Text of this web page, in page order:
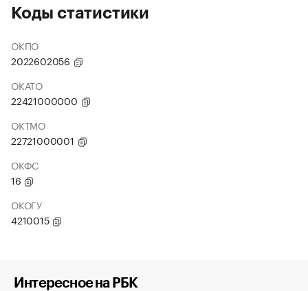
Коды статистики
ОКПО
2022602056
ОКАТО
22421000000
ОКТМО
22721000001
ОКФС
16
ОКОГУ
4210015
Интересное на РБК